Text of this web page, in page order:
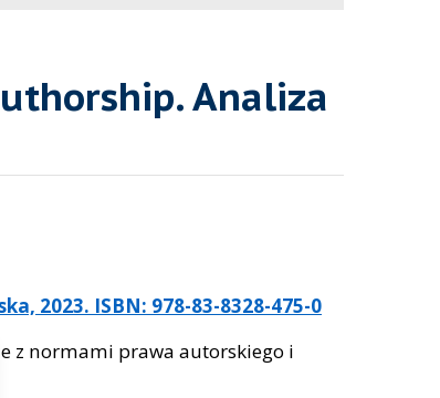
Analiza
2023. ISBN: 978-83-8328-475-0
z normami prawa autorskiego i